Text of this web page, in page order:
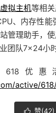
虚拟主机等相关
、内存性
管理助手，
团队7×24小
优惠
active/
 赞(42)